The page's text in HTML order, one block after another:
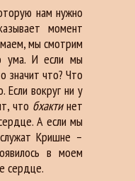
нам нужно
момент
мы смотрим
ума. И если мы
значит что? Что
Если вокруг ни у
что бхактинет
А если мы
Кришне –
в моем
сердце.